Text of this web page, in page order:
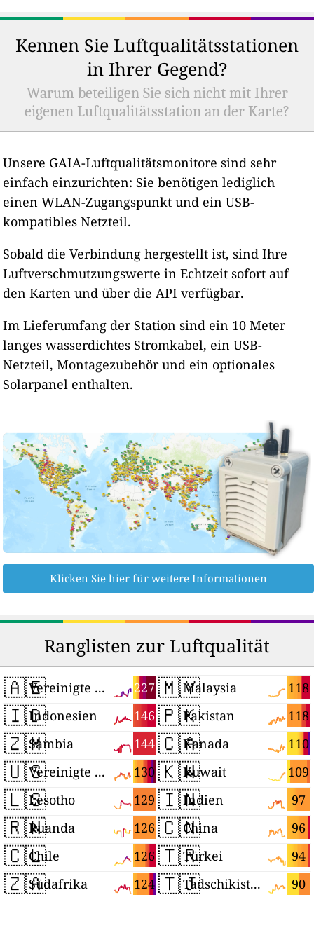
Kennen Sie Luftqualitätsstationen
in Ihrer Gegend?
Warum beteiligen Sie sich nicht mit Ihrer
eigenen Luftqualitätsstation an der Karte?
Unsere GAIA-Luftqualitätsmonitore sind sehr
einfach einzurichten: Sie benötigen lediglich
einen WLAN-Zugangspunkt und ein USB-
kompatibles Netzteil.
Sobald die Verbindung hergestellt ist, sind Ihre
Luftverschmutzungswerte in Echtzeit sofort auf
den Karten und über die API verfügbar.
Im Lieferumfang der Station sind ein 10 Meter
langes wasserdichtes Stromkabel, ein USB-
Netzteil, Montagezubehör und ein optionales
Solarpanel enthalten.
Klicken Sie hier für weitere Informationen
Ranglisten zur Luftqualität
🇦🇪 227
Vereinigte Arabische Emirate
🇮🇩 146
Indonesien
🇿🇲 144
Sambia
🇺🇸 130
Vereinigte Staaten
🇱🇸 129
Lesotho
🇷🇼 126
Ruanda
🇨🇱 126
Chile
🇿🇦 124
Südafrika
🇲🇾 118
Malaysia
🇵🇰 118
Pakistan
🇨🇦 110
Kanada
🇰🇼 109
Kuwait
🇮🇳 97
Indien
🇨🇳 96
China
🇹🇷 94
Türkei
🇹🇯 90
Tadschikistan